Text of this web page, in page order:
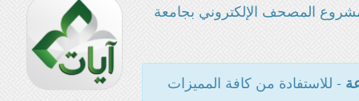
المصحف الإلكتروني بجامعة
- للاستفادة من كافة المميزات